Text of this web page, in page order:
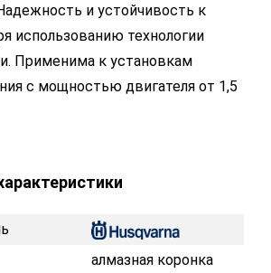
и устойчивость к
использованию технологии
Применима к установкам
с мощностью двигателя от 1,5
алмазная коронка